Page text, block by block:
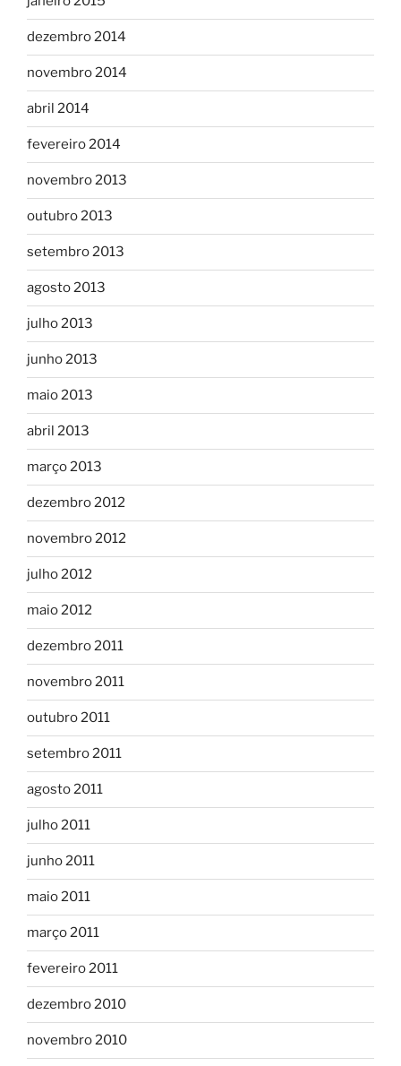
dezembro 2014
novembro 2014
abril 2014
fevereiro 2014
novembro 2013
outubro 2013
setembro 2013
agosto 2013
julho 2013
junho 2013
maio 2013
abril 2013
março 2013
dezembro 2012
novembro 2012
julho 2012
maio 2012
dezembro 2011
novembro 2011
outubro 2011
setembro 2011
agosto 2011
julho 2011
junho 2011
maio 2011
março 2011
fevereiro 2011
dezembro 2010
novembro 2010